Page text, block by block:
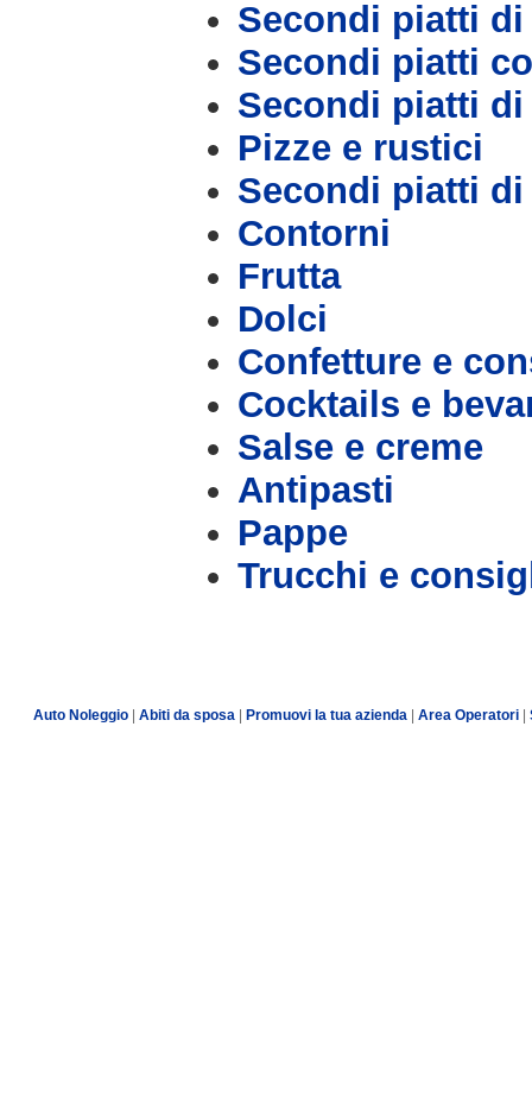
Secondi piatti di
Secondi piatti
Secondi piatti
Pizze e rustici
Secondi piatti di
Contorni
Frutta
Dolci
Confetture e
Cocktails e
Salse e creme
Antipasti
Pappe
Trucchi e
Auto Noleggio Abiti da sposa Promuovi la tua azienda Area Operatori